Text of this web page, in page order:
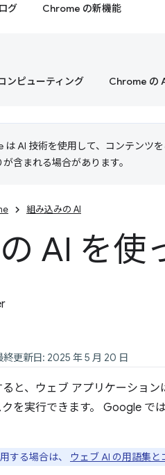
グ Chrome の新機能
ンピューティング Chrome の
は AI 技術を使用して、コンテンツ
含まれる場合があります。
組み込みの AI
AI を使
終更新日: 2025 年 5 月 20 日
と、ウェブ アプリケーショ
を実行できます。 Google で
する場合は、 ウェブ AI の用語集と